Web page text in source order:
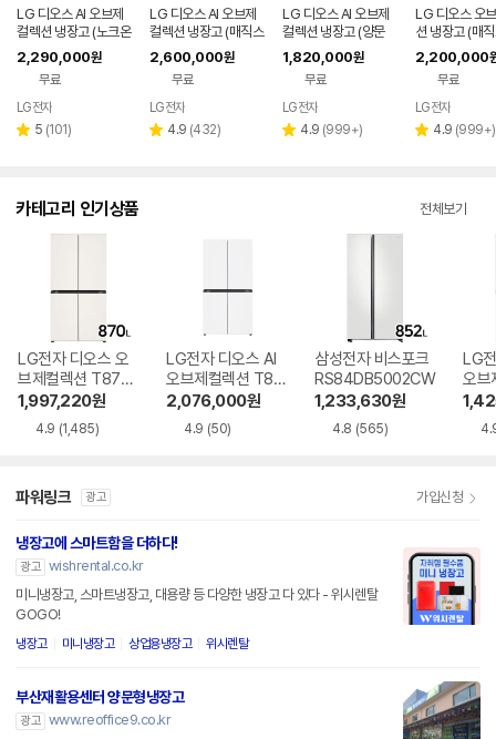
LG 디오스 AI 오브제
컬렉션 냉장고 (노크온
매직스페이스) T876
MEE412
2,290,000원
무료
LG전자
별 5 리
(101)
LG 디오스 AI 오브제
컬렉션 냉장고 (매직스
페이스) T876MEE1
H1
2,600,000원
무료
LG전자
별 4.9 리
(432)
LG 디오스 AI 오브제
컬렉션 냉장고 (양문
형, 매직스페이스) S8
34MEE111
1,820,000원
무료
LG전자
별 4.9 리
(999+)
LG 디오스 오
션 냉장고 (매
스)
2,200,000
무료
LG전자
별 4.9 리
(999+)
카테고리 인기상품 전체보기
LG전자 디오스 오
브제컬렉션 T873
MEE111
1,997,220원
4.9 (1,485)
LG전자 디오스 AI
오브제컬렉션 T87
6MQQ1H1
2,076,000원
4.9 (50)
삼성전자 비스포크
RS84DB5002CW
1,233,630원
4.8 (565)
LG
오브
파워링크 광고 가입신청
냉장고에 스마트함을 더하다!
광고 wishrental.co.kr
미니냉장고, 스마트냉장고, 대용량 등 다양한 냉장고 다 있다 - 위시렌탈
GOGO!
냉장고 미니냉장고 상업용냉장고 위시렌탈
부산재활용센터 양문형냉장고
광고 www.reoffice9.co.kr